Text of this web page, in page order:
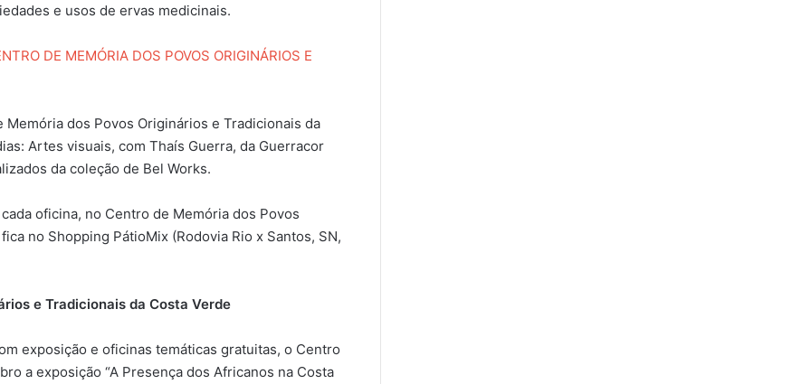
e usos de ervas medicinais.
DE MEMÓRIA DOS POVOS ORIGINÁRIOS E
dos Povos Originários e Tradicionais da
Artes visuais, com Thaís Guerra, da Guerracor
da coleção de Bel Works.
oficina, no Centro de Memória dos Povos
no Shopping PátioMix (Rodovia Rio x Santos, SN,
e Tradicionais da Costa Verde
exposição e oficinas temáticas gratuitas, o Centro
a exposição “A Presença dos Africanos na Costa